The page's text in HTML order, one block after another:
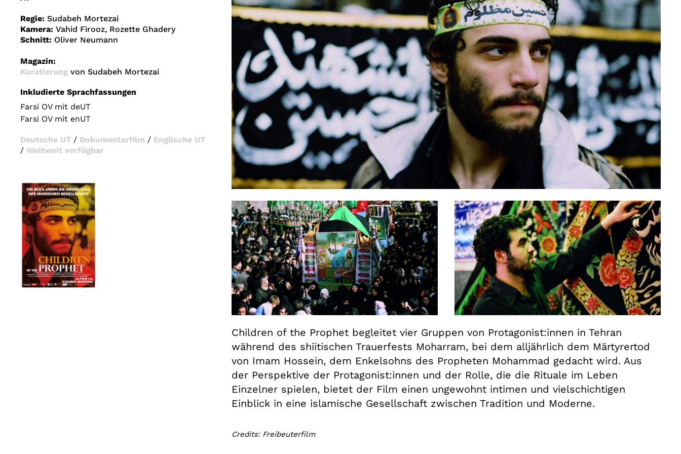
Gutscheine
& Filmpässe
Account
Suche
Regie: Sudabeh Mortezai
Kamera: Vahid Firooz, Rozette Ghadery
Schnitt: Oliver Neumann
Magazin:
Kuratierung von Sudabeh Mortezai
Inkludierte Sprachfassungen
Farsi OV mit deUT
Farsi OV mit enUT
Deutsche UT / Dokumentarfilm / Englische UT
/ Weltweit verfügbar
Children of the Prophet begleitet vier Gruppen von Protagonist:innen in Tehran
während des shiitischen Trauerfests Moharram, bei dem alljährlich dem Märtyrertod
von Imam Hossein, dem Enkelsohns des Propheten Mohammad gedacht wird. Aus
der Perspektive der Protagonist:innen und der Rolle, die die Rituale im Leben
Einzelner spielen, bietet der Film einen ungewohnt intimen und vielschichtigen
Einblick in eine islamische Gesellschaft zwischen Tradition und Moderne.
Credits: Freibeuterfilm